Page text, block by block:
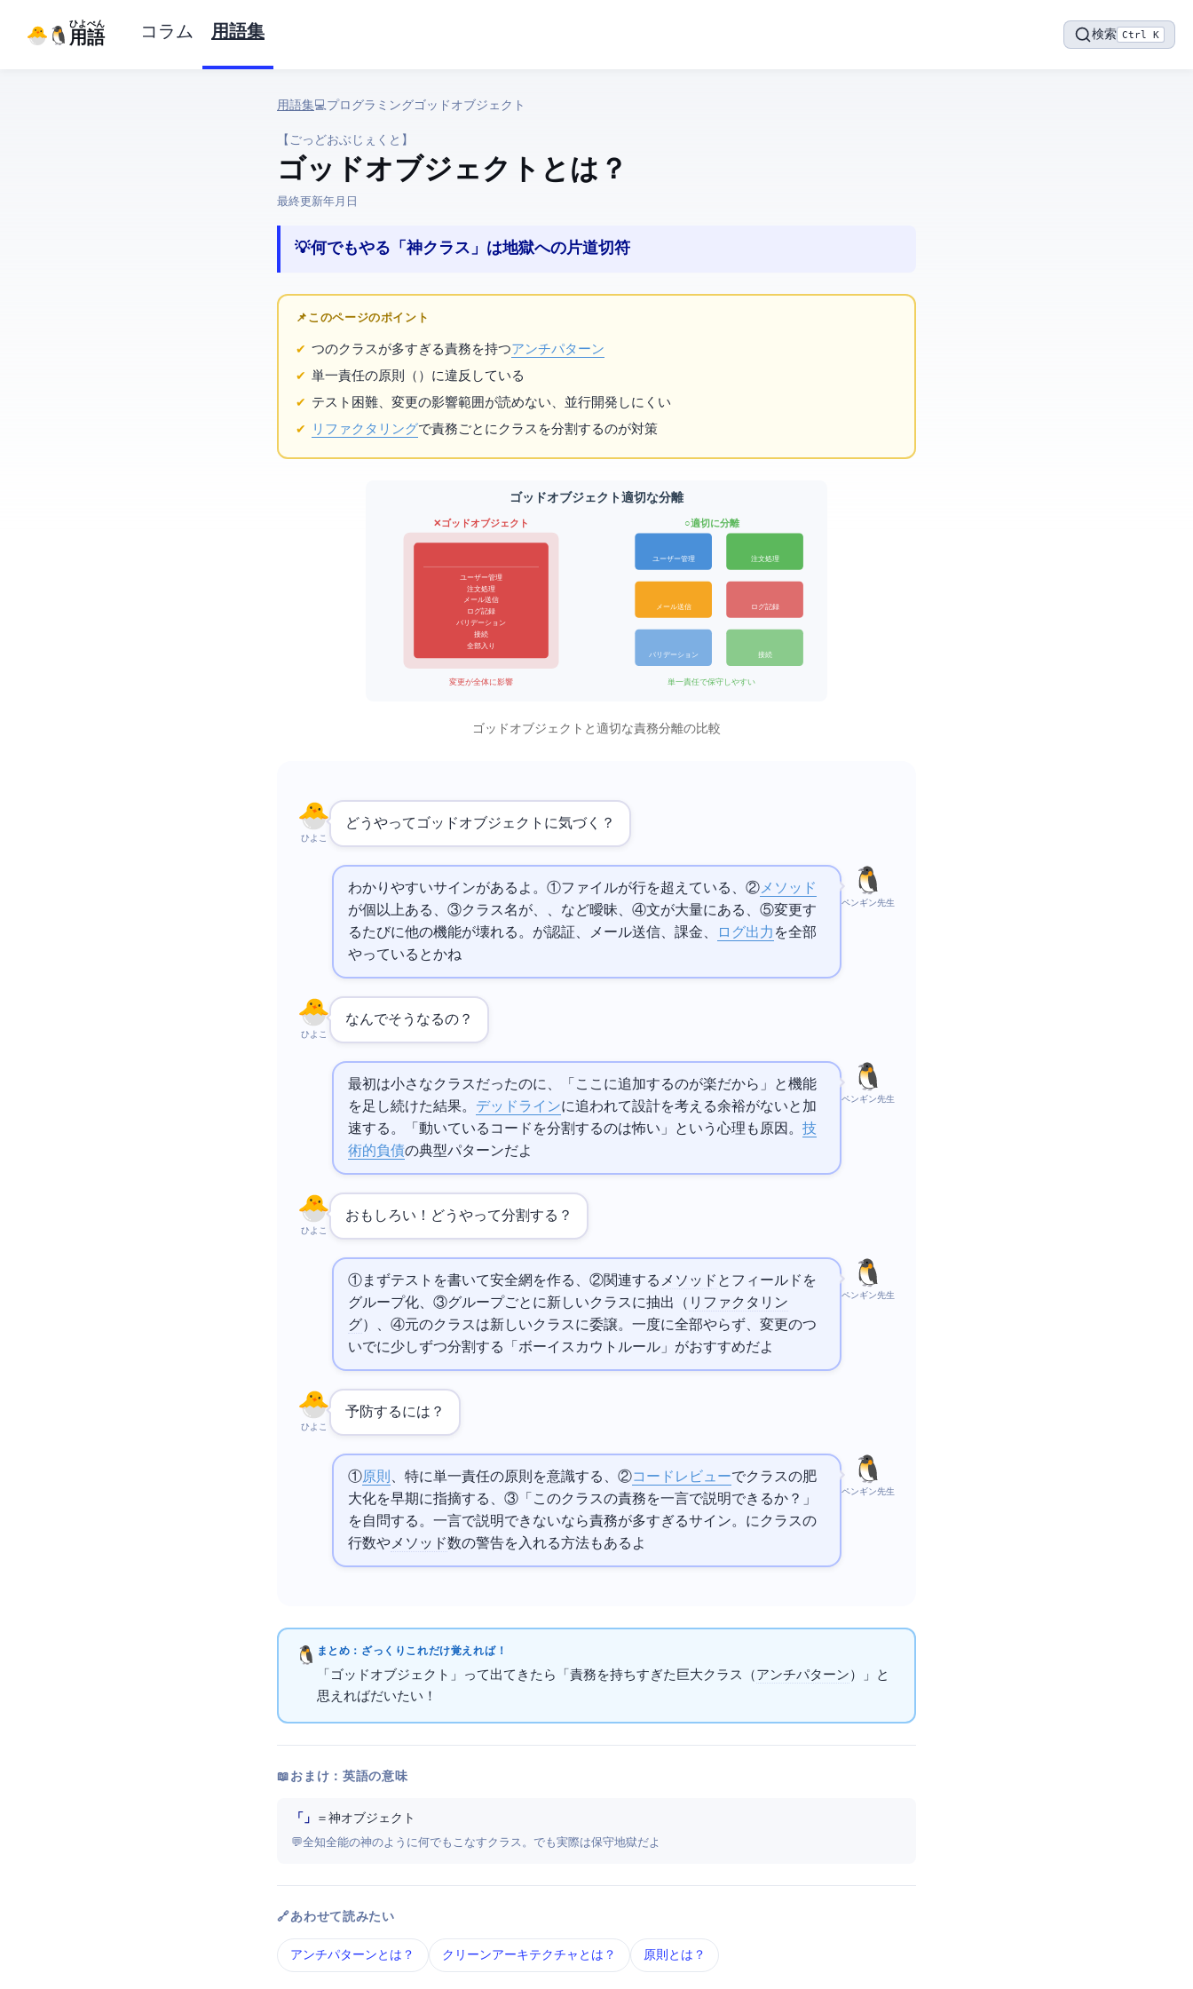
IT用語
ひよぺん コラム 用語集 検索 Ctrl K
用語集› 💻 プログラミング › ゴッドオブジェクト
【ごっどおぶじぇくと】
ゴッドオブジェクト とは？
最終更新:2026年3月25日
💡 何でもやる「神クラス」は地獄への片道切符
📌 このページのポイント
1つのクラスが多すぎる責務を持つアンチパターン
単一責任の原則（SRP）に違反している
テスト困難、変更の影響範囲が読めない、並行開発しにくい
リファクタリングで責務ごとにクラスを分割するのが対策
ゴッドオブジェクト vs 適切な分離
✕ ゴッドオブジェクト
ユーザー管理
注文処理
メール送信
ログ記録
バリデーション
DB接続
... 全部入り
○ 適切に分離
ユーザー管理 注文処理
メール送信 ログ記録
バリデーション DB接続
変更が全体に影響 単一責任で保守しやすい
ゴッドオブジェクトと適切な責務分離の比較
ひよこ
どうやってゴッドオブジェクトに気づく？
ペンギン先生
わかりやすいサインがあるよ。①ファイルが1000行を超えている、②メソッド
が30個以上ある、③クラス名がManager、Handler、Processorなど曖昧、④import文が大量にある、⑤変更す
るたびに他の機能が壊れる。UserManagerが認証、メール送信、課金、
ログ出力 を全部
やっているとかね
ひよこ
なんでそうなるの？
ペンギン先生
最初は小さなクラスだったのに、「ここに追加するのが楽だから」と機能
を足し続けた結果。 デッドラインに追われて設計を考える余裕がないと加
速する。「動いているコードを分割するのは怖い」という心理も原因。技
術的負債の典型パターンだよ
ひよこ
おもしろい！どうやって分割する？
ペンギン先生
①まずテストを書いて安全網を作る、②関連する メソッド とフィールドを
グループ化、③グループごとに新しいクラスに抽出（Extract Class リファクタリン
グ）、④元のクラスは新しいクラスに委譲。一度に全部やらず、変更のつ
いでに少しずつ分割する「ボーイスカウトルール」がおすすめだよ
ひよこ
予防するには？
ペンギン先生
①SOLID原則 、特に単一責任の原則を意識する、②コードレビューでクラスの肥
大化を早期に指摘する、③「このクラスの責務を一言で説明できるか？」
を自問する。一言で説明できないなら責務が多すぎるサイン。CIにクラスの
行数やメソッド数の警告を入れる方法もあるよ
まとめ：ざっくりこれだけ覚えればOK！
「ゴッドオブジェクト」って出てきたら「責務を持ちすぎた巨大クラス（アンチパターン）」と
思えればだいたいOK！
📖 おまけ：英語の意味
「God Object / God Class」 ＝ 神オブジェクト
💬 全知全能の神のように何でもこなすクラス。でも実際は保守地獄だよ
🔗 あわせて読みたい
アンチパターン とは？ クリーンアーキテクチャ とは？ SOLID原則 とは？